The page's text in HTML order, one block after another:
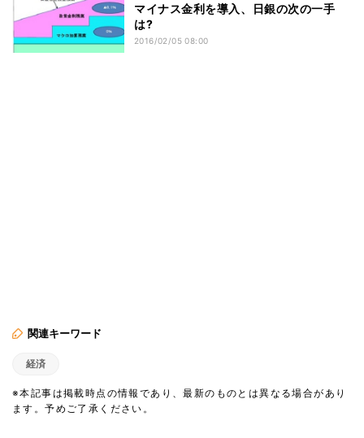
マイナス金利を導入、日銀の次の一手
は?
2016/02/05 08:00
関連キーワード
経済
※本記事は掲載時点の情報であり、最新のものとは異なる場合があり
ます。予めご了承ください。